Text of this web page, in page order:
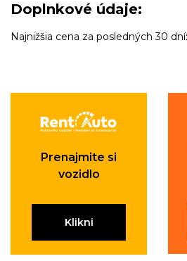
Doplnkové údaje:
Najnižšia cena za posledných 30
Prenajmite si
vozidlo
Klikni